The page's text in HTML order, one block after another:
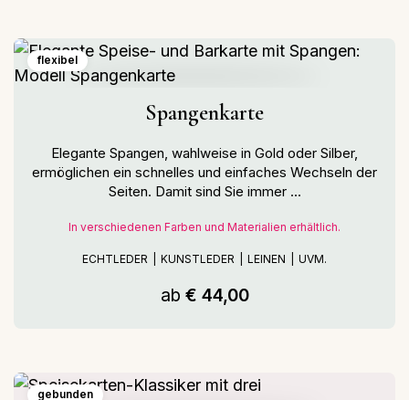
flexibel
Spangenkarte
Elegante Spangen, wahlweise in Gold oder Silber,
ermöglichen ein schnelles und einfaches Wechseln der
Seiten. Damit sind Sie immer ...
In verschiedenen Farben und Materialien erhältlich.
ECHTLEDER KUNSTLEDER LEINEN UVM.
ab € 44,00
gebunden